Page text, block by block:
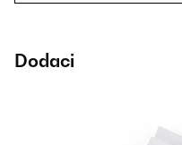
Dodaci